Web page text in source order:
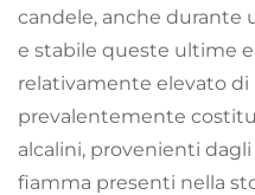
candele, anche durante
e stabile queste ultime
relativamente elevato
prevalentemente
alcalini, provenienti
fiamma presenti nella